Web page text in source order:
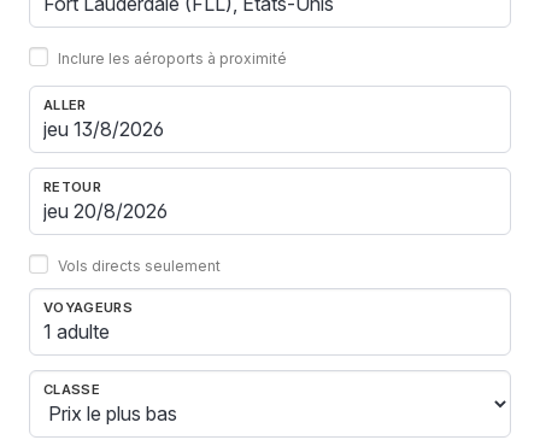
Inclure les aéroports à proximité
ALLER
RETOUR
Vols directs seulement
VOYAGEURS
1 adulte
CLASSE